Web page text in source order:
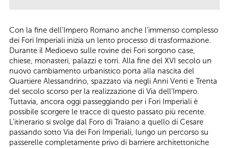
Con la fine dell’Impero Romano anche l’immenso complesso
dei Fori Imperiali inizia un lento processo di trasformazione.
Durante il Medioevo sulle rovine dei Fori sorgono case,
chiese, monasteri, palazzi e torri. Alla fine del XVI secolo un
nuovo cambiamento urbanistico porta alla nascita del
Quartiere Alessandrino, spazzato via negli Anni Venti e Trenta
del secolo scorso per la realizzazione di Via dell’Impero.
Tuttavia, ancora oggi passeggiando per i Fori Imperiali è
possibile scorgere le tracce di questo passato più recente.
L’itinerario si svolge dal Foro di Traiano a quello di Cesare
passando sotto Via dei Fori Imperiali, lungo un percorso su
passerelle completamente privo di barriere architettoniche